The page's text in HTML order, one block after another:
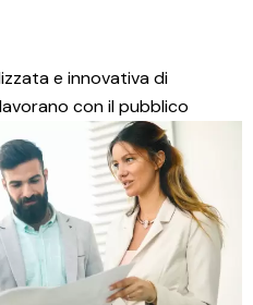
e innovativa di
con il pubblico